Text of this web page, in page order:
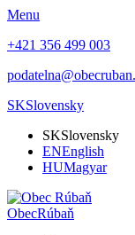
Menu
+421 356 499 003
SKSlovensky
SKSlovensky
ENEnglish
HUMagyar
ObecRúbaň